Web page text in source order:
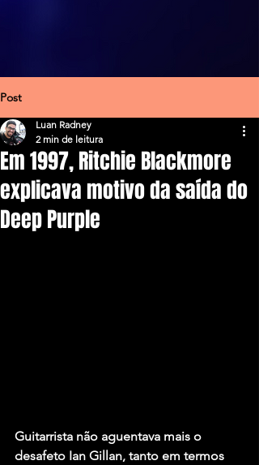
Post
Em 1997, Ritchie Blackmore
explicava motivo da saída do
Deep Purple
Luan Radney
2 min de leitura
Guitarrista não aguentava mais o
desafeto Ian Gillan, tanto em termos